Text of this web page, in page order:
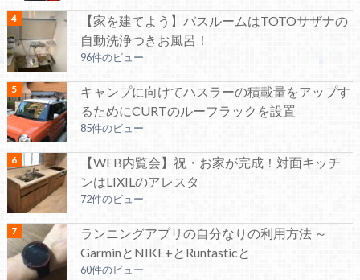
【家を建てよう】バスルームはTOTOサザナの
自動洗浄つきお風呂！
96件のビュー
キャンプに向けてハスラーの積載量をアップす
るためにCURTのルーフラックを設置
85件のビュー
【WEB内覧会】祝・お家が完成！対面キッチ
ンはLIXILのアレスタ
72件のビュー
ランニングアプリの自分なりの利用方法 ～
GarminとNIKE+とRuntasticと
60件のビュー